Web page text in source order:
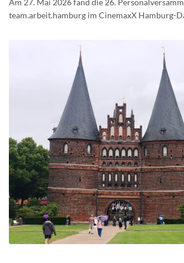
team.arbeit.hamburg im CinemaxX Hamburg-